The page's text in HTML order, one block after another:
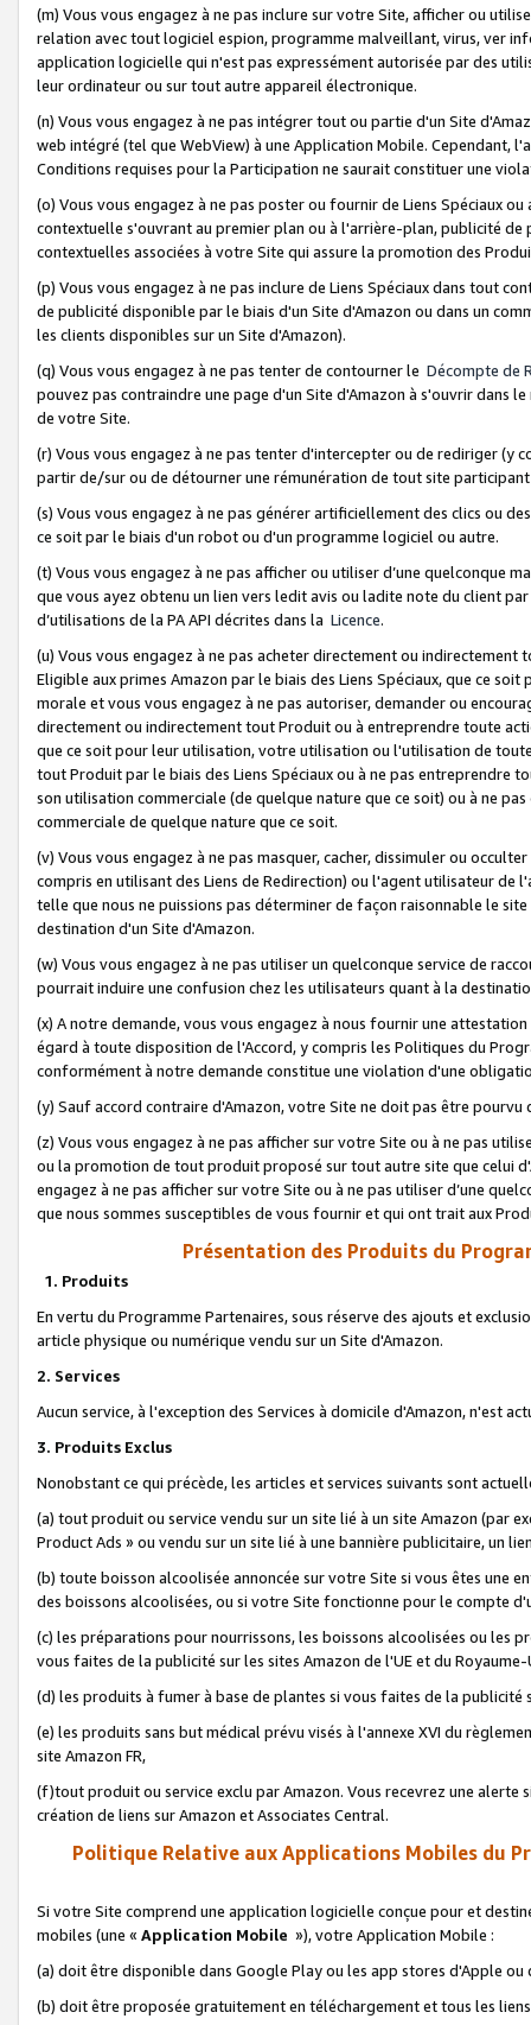
(m) Vous vous engagez à ne pas inclure sur votre Site, afficher ou
relation avec tout logiciel espion, programme malveillant, virus, ver
application logicielle qui n'est pas expressément autorisée par des
leur ordinateur ou sur tout autre appareil électronique.
(n) Vous vous engagez à ne pas intégrer tout ou partie d'un Site
web intégré (tel que WebView) à une Application Mobile. Cependant,
Conditions requises pour la Participation ne saurait constituer une
(o) Vous vous engagez à ne pas poster ou fournir de Liens Spéciaux
contextuelle s'ouvrant au premier plan ou à l'arrière-plan, publicité
contextuelles associées à votre Site qui assure la promotion des
(p) Vous vous engagez à ne pas inclure de Liens Spéciaux dans tout
de publicité disponible par le biais d'un Site d'Amazon ou dans un
les clients disponibles sur un Site d'Amazon).
(q) Vous vous engagez à ne pas tenter de contourner le Décompte de
pouvez pas contraindre une page d'un Site d'Amazon à s'ouvrir dans
de votre Site.
(r) Vous vous engagez à ne pas tenter d'intercepter ou de rediriger
partir de/sur ou de détourner une rémunération de tout site
(s) Vous vous engagez à ne pas générer artificiellement des clics ou
ce soit par le biais d'un robot ou d'un programme logiciel ou autre.
(t) Vous vous engagez à ne pas afficher ou utiliser d’une quelconque
que vous ayez obtenu un lien vers ledit avis ou ladite note du client
d’utilisations de la PA API décrites dans la Licence.
(u) Vous vous engagez à ne pas acheter directement ou
Eligible aux primes Amazon par le biais des Liens Spéciaux, que ce
morale et vous vous engagez à ne pas autoriser, demander ou
directement ou indirectement tout Produit ou à entreprendre toute
que ce soit pour leur utilisation, votre utilisation ou l'utilisation de
tout Produit par le biais des Liens Spéciaux ou à ne pas entreprendre
son utilisation commerciale (de quelque nature que ce soit) ou à ne
commerciale de quelque nature que ce soit.
(v) Vous vous engagez à ne pas masquer, cacher, dissimuler ou
compris en utilisant des Liens de Redirection) ou l'agent utilisateur
telle que nous ne puissions pas déterminer de façon raisonnable le
destination d'un Site d'Amazon.
(w) Vous vous engagez à ne pas utiliser un quelconque service de
pourrait induire une confusion chez les utilisateurs quant à la
(x) A notre demande, vous vous engagez à nous fournir une
égard à toute disposition de l'Accord, y compris les Politiques du
conformément à notre demande constitue une violation d'une
(y) Sauf accord contraire d'Amazon, votre Site ne doit pas être
(z) Vous vous engagez à ne pas afficher sur votre Site ou à ne pas
ou la promotion de tout produit proposé sur tout autre site que celui
engagez à ne pas afficher sur votre Site ou à ne pas utiliser d’une
que nous sommes susceptibles de vous fournir et qui ont trait aux
Présentation des Produits du
1. Produits
En vertu du Programme Partenaires, sous réserve des ajouts et
article physique ou numérique vendu sur un Site d'Amazon.
2. Services
Aucun service, à l'exception des Services à domicile d'Amazon, n'est
3. Produits Exclus
Nonobstant ce qui précède, les articles et services suivants sont
(a) tout produit ou service vendu sur un site lié à un site Amazon (par
Product Ads » ou vendu sur un site lié à une bannière publicitaire, un
(b) toute boisson alcoolisée annoncée sur votre Site si vous êtes une
des boissons alcoolisées, ou si votre Site fonctionne pour le compte
(c) les préparations pour nourrissons, les boissons alcoolisées ou les
vous faites de la publicité sur les sites Amazon de l'UE et du Royaume-
(d) les produits à fumer à base de plantes si vous faites de la publicité
(e) les produits sans but médical prévu visés à l'annexe XVI du
site Amazon FR,
(f)tout produit ou service exclu par Amazon. Vous recevrez une alerte
création de liens sur Amazon et Associates Central.
Politique Relative aux Applications Mobiles du
Si votre Site comprend une application logicielle conçue pour et
mobiles (une « Application Mobile »), votre Application Mobile :
(a) doit être disponible dans Google Play ou les app stores d'Apple ou
(b) doit être proposée gratuitement en téléchargement et tous les